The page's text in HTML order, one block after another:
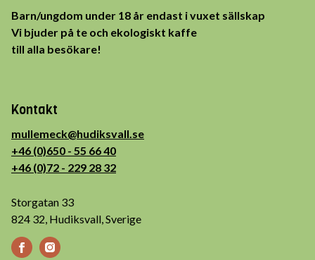
Barn/ungdom under 18 år endast i vuxet sällskap
Vi bjuder på te och ekologiskt kaffe
till alla besökare!
Kontakt
mullemeck@hudiksvall.se
+46 (0)650 - 55 66 40
+46 (0)72 - 229 28 32
Storgatan 33
824 32, Hudiksvall, Sverige